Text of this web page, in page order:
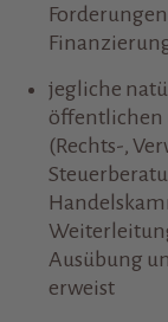
jegliche
öffentlichen
(Rechts-,
Ausübung
erweist